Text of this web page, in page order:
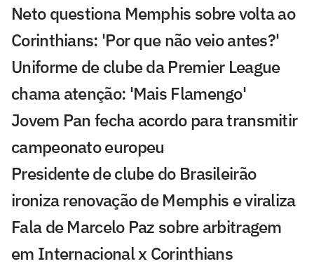
Neto questiona Memphis sobre volta ao
Corinthians: 'Por que não veio antes?'
Uniforme de clube da Premier League
chama atenção: 'Mais Flamengo'
Jovem Pan fecha acordo para transmitir
campeonato europeu
Presidente de clube do Brasileirão
ironiza renovação de Memphis e viraliza
Fala de Marcelo Paz sobre arbitragem
em Internacional x Corinthians